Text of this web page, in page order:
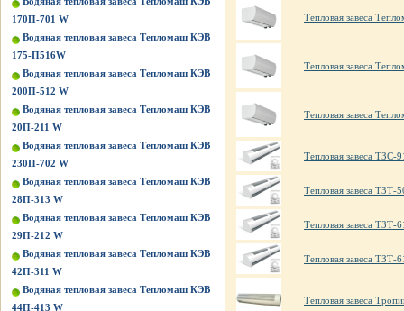
170П-701 W
Водяная тепловая завеса Тепломаш КЭВ
175-П516W
Водяная тепловая завеса Тепломаш КЭВ
200П-512 W
Водяная тепловая завеса Тепломаш КЭВ
20П-211 W
Водяная тепловая завеса Тепломаш КЭВ
230П-702 W
Водяная тепловая завеса Тепломаш КЭВ
28П-313 W
Водяная тепловая завеса Тепломаш КЭВ
29П-212 W
Водяная тепловая завеса Тепломаш КЭВ
42П-311 W
Водяная тепловая завеса Тепломаш КЭВ
44П-413 W
Тепловая завеса
Тепловая завеса
Тепловая завеса
Тепловая завеса ТЗС-
Тепловая завеса ТЗТ-
Тепловая завеса ТЗТ-
Тепловая завеса ТЗТ-
Тепловая завеса